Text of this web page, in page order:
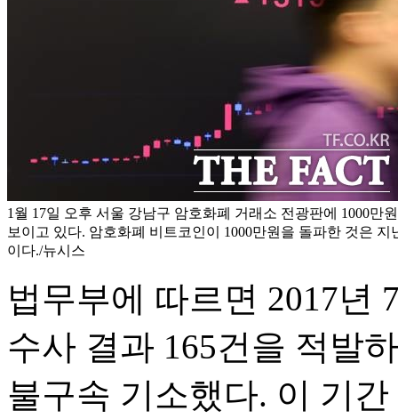
1월 17일 오후 서울 강남구 암호화폐 거래소 전광판에 1000만
보이고 있다. 암호화폐 비트코인이 1000만원을 돌파한 것은 지
이다./뉴시스
법무부에 따르면 2017년
수사 결과 165건을 적발
불구속 기소했다. 이 기